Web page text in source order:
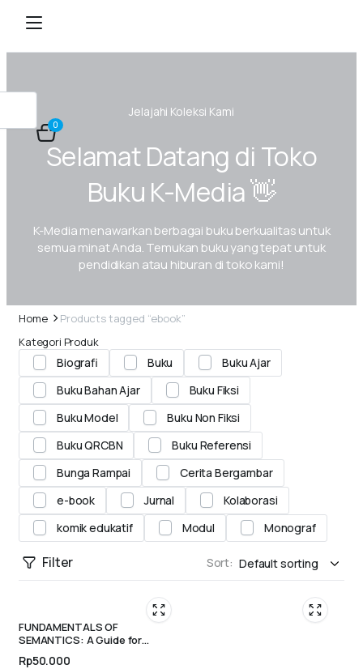
0
Jelajahi Koleksi Kami
Selamat Datang di Toko
Buku K-Media 👋
K-Media menawarkan berbagai buku berkualitas untuk
semua minat Anda. Temukan buku yang tepat untuk
pendidikan atau hiburan di toko kami!
Home
Products tagged “ebook”
Kategori Produk
Biografi Buku
Buku Ajar
Buku Bahan Ajar
Buku Fiksi
Buku Model
Buku Non Fiksi
Buku QRCBN
Buku Referensi
Bunga Rampai
Cerita Bergambar
e-book
Jurnal
Kolaborasi
komik edukatif
Modul Monograf
Filter Sort:
FUNDAMENTALS OF
SEMANTICS: A Guide for
Rp50.000